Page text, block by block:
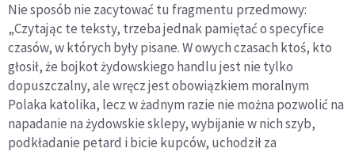
Nie sposób nie zacytować tu fragmentu przedmowy:
„Czytając te teksty, trzeba jednak pamiętać o specyfice
czasów, w których były pisane. W owych czasach ktoś, kto
głosił, że bojkot żydowskiego handlu jest nie tylko
dopuszczalny, ale wręcz jest obowiązkiem moralnym
Polaka katolika, lecz w żadnym razie nie można pozwolić na
napadanie na żydowskie sklepy, wybijanie w nich szyb,
podkładanie petard i bicie kupców, uchodził za